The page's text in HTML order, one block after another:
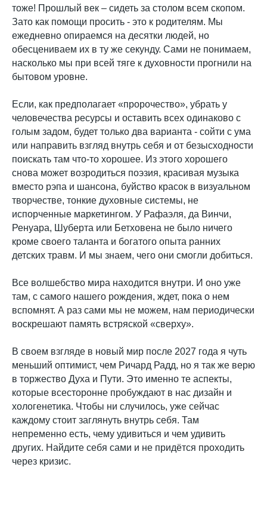
тоже! Прошлый век – сидеть за столом всем скопом.
Зато как помощи просить - это к родителям. Мы
ежедневно опираемся на десятки людей, но
обесцениваем их в ту же секунду. Сами не понимаем,
насколько мы при всей тяге к духовности прогнили на
бытовом уровне.
Если, как предполагает «пророчество», убрать у
человечества ресурсы и оставить всех одинаково с
голым задом, будет только два варианта - сойти с ума
или направить взгляд внутрь себя и от безысходности
поискать там что-то хорошее. Из этого хорошего
снова может возродиться поэзия, красивая музыка
вместо рэпа и шансона, буйство красок в визуальном
творчестве, тонкие духовные системы, не
испорченные маркетингом. У Рафаэля, да Винчи,
Ренуара, Шуберта или Бетховена не было ничего
кроме своего таланта и богатого опыта ранних
детских травм. И мы знаем, чего они смогли добиться.
Все волшебство мира находится внутри. И оно уже
там, с самого нашего рождения, ждет, пока о нем
вспомнят. А раз сами мы не можем, нам периодически
воскрешают память встряской «сверху».
В своем взгляде в новый мир после 2027 года я чуть
меньший оптимист, чем Ричард Радд, но я так же верю
в торжество Духа и Пути. Это именно те аспекты,
которые всесторонне пробуждают в нас дизайн и
хологенетика. Чтобы ни случилось, уже сейчас
каждому стоит заглянуть внутрь себя. Там
непременно есть, чему удивиться и чем удивить
других. Найдите себя сами и не придётся проходить
через кризис.